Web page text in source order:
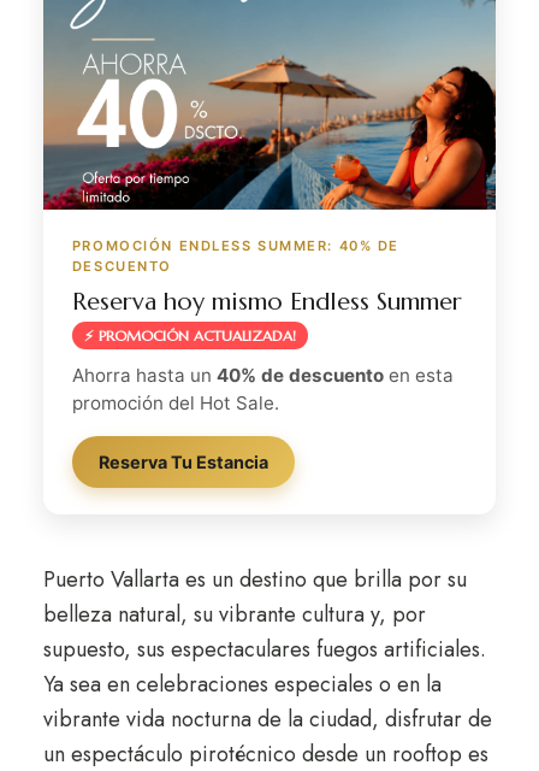
PROMOCIÓN ENDLESS SUMMER: 40% DE
DESCUENTO
Reserva hoy mismo Endless Summer
⚡ PROMOCIÓN ACTUALIZADA!
Ahorra hasta un 40% de descuentoen esta
promoción del Hot Sale.
Reserva Tu Estancia
Puerto Vallarta es un destino que brilla por su
belleza natural, su vibrante cultura y, por
supuesto, sus espectaculares fuegos artificiales.
Ya sea en celebraciones especiales o en la
vibrante vida nocturna de la ciudad, disfrutar de
un espectáculo pirotécnico desde un rooftop es